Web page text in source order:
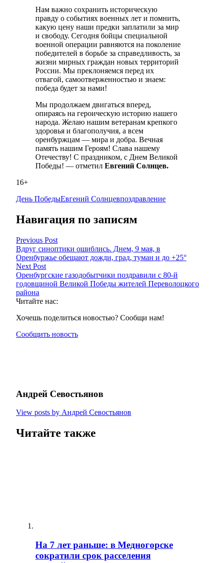
Нам важно сохранить историческую
правду о событиях военных лет и помнить,
какую цену наши предки заплатили за мир
и свободу. Сегодня бойцы специальной
военной операции равняются на поколение
победителей в борьбе за справедливость, за
жизни мирных граждан новых территорий
России. Мы преклоняемся перед их
отвагой, самоотверженностью и знаем:
победа будет за нами!
Мы продолжаем двигаться вперед,
опираясь на героическую историю нашего
народа. Желаю нашим ветеранам крепкого
здоровья и благополучия, а всем
оренбуржцам — мира и добра. Вечная
память нашим Героям! Слава нашему
Отечеству! С праздником, с Днем Великой
Победы! — отметил Евгений Солнцев.
16+
День ПобедыЕвгений Солнцевпоздравление
Навигация по записям
Previous Post
Вдруг синоптики ошиблись. Днем, 9 мая, в
Оренбуржье обещают дожди, град, туман и до +25°
Next Post
Оренбургские газодобытчики поздравили с 80-й
годовщиной Великой Победы жителей Переволоцкого
района
Читайте нас:
Хочешь поделиться новостью? Сообщи нам!
Сообщить новость
Андрей Севостьянов
View posts by Андрей Севостьянов
Читайте также
На 7 лет раньше: в Медногорске
сократили срок расселения